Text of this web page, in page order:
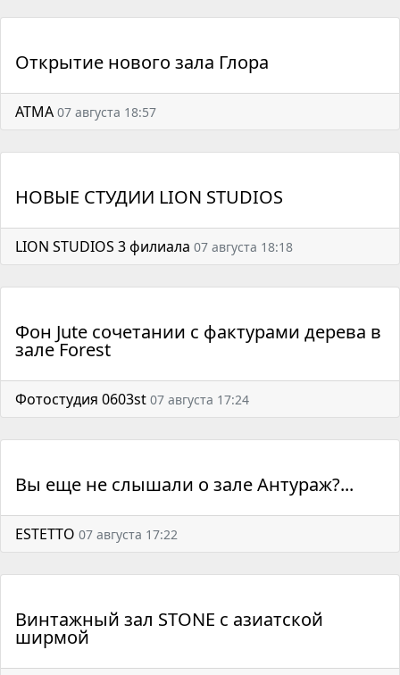
Открытие нового зала Глора
АТМА 07 августа 18:57
НОВЫЕ СТУДИИ LION STUDIOS
LION STUDIOS 3 филиала 07 августа 18:18
Фон Jute сочетании с фактурами дерева в
зале Forest
Фотостудия 0603st 07 августа 17:24
Вы еще не слышали о зале Антураж?...
ESTETTO 07 августа 17:22
Винтажный зал STONE с азиатской
ширмой